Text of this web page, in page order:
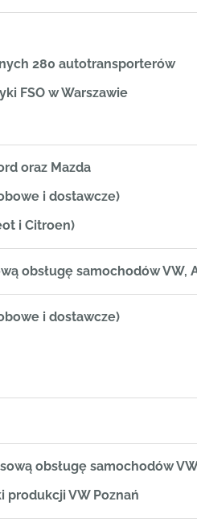
280 autotransporterów
FSO w Warszawie
oraz Mazda
i dostawcze)
i Citroen)
obsługę samochodów VW,
i dostawcze)
obsługę samochodów
produkcji VW Poznań